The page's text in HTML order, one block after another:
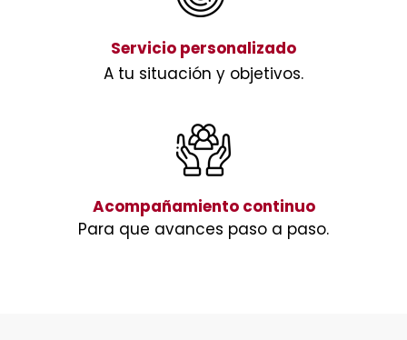
Servicio personalizado
A tu situación y objetivos.
Acompañamiento continuo
Para que avances paso a paso.